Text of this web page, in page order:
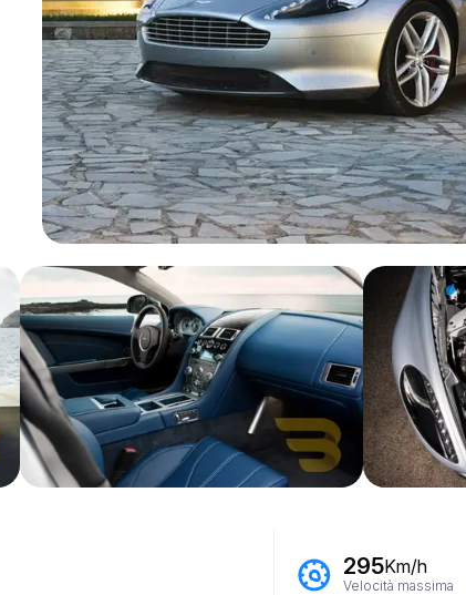
295Km/h
Velocità massima